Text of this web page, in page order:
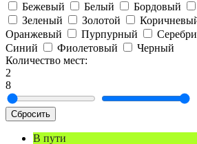
Бежевый
Белый Бордовый
Зеленый
Золотой
Оранжевый
Пурпурный
Синий
Фиолетовый
Черный
Количество мест:
2
8
Сбросить
В пути